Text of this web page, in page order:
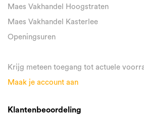
Maes Vakhandel Hoogstraten
Maes Vakhandel Kasterlee
Openingsuren
Krijg meteen toegang tot actuele
Maak je account aan
Klantenbeoordeling